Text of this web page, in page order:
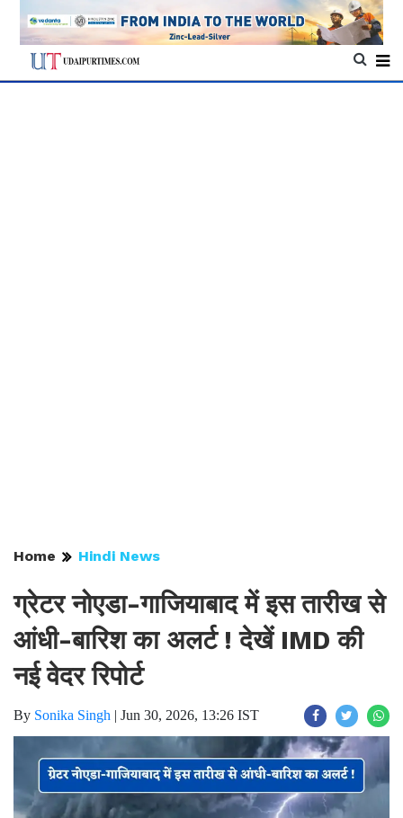
Home Hindi News
ग्रेटर नोएडा-गाजियाबाद में इस तारीख से
आंधी-बारिश का अलर्ट ! देखें IMD की
नई वेदर रिपोर्ट
By Sonika Singh | Jun 30, 2026, 13:26 IST